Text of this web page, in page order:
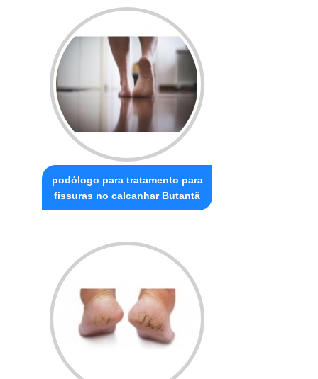
podólogo para tratamento para
fissuras no calcanhar Butantã